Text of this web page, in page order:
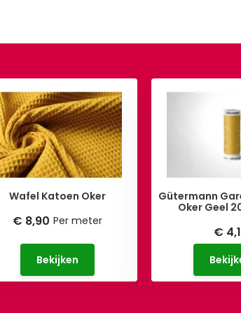
Wafel Katoen Oker
€ 8,90 Per meter
Bekijken
Gütermann
Oker Geel
€